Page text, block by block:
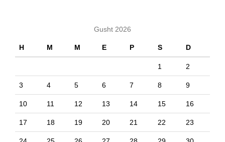
Gusht 2026
H M M E P S D
1 2
3 4 5 6 7 8 9
10 11 12 13 14 15 16
17 18 19 20 21 22 23